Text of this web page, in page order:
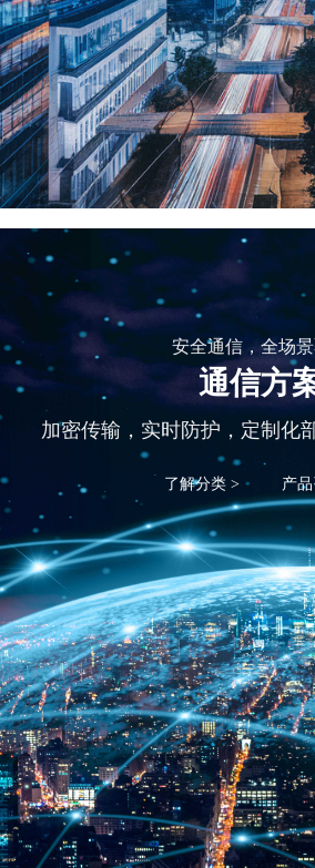
安全通信，全场
通信方
加密传输，实时防护，定制化
了解分类 > 产